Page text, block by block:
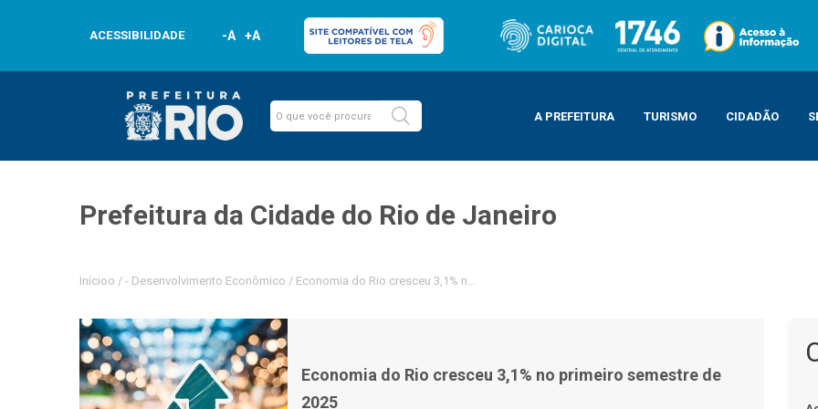
ACESSIBILIDADE -A +A
A PREFEITURA TURISMO CIDADÃO
Prefeitura da Cidade do Rio de Janeiro
Inícioo / - Desenvolvimento Econômico / Economia do Rio cresceu 3,1% no primeiro semestre de 2025
Economia do Rio cresceu 3,1% no primeiro semestre de
2025